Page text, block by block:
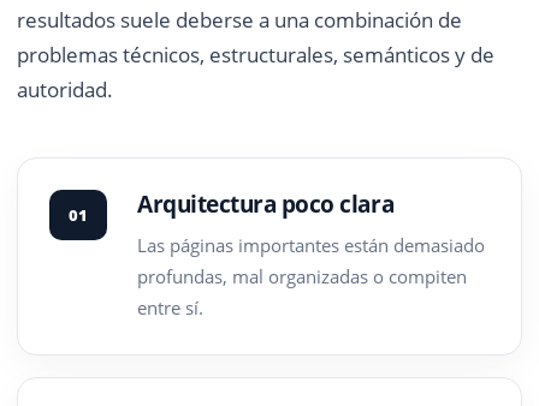
resultados suele deberse a una combinación de
problemas técnicos, estructurales, semánticos y de
autoridad.
01 Arquitectura poco clara
Las páginas importantes están demasiado
profundas, mal organizadas o compiten
entre sí.